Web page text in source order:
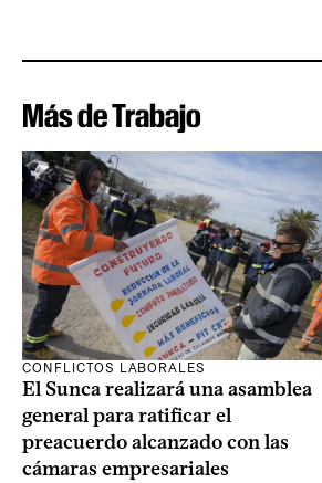
Más de Trabajo
CONFLICTOS LABORALES
El Sunca realizará una asamblea
general para ratificar el
preacuerdo alcanzado con las
cámaras empresariales